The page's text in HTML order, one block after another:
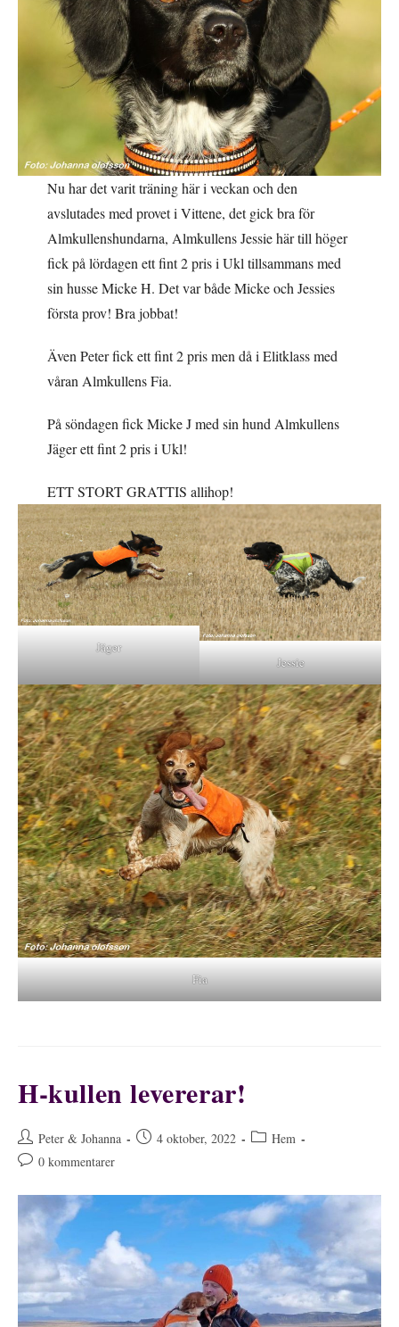
Nu har det varit träning här i veckan och den
avslutades med provet i Vittene, det gick bra för
Almkullenshundarna, Almkullens Jessie här till höger
fick på lördagen ett fint 2 pris i Ukl tillsammans med
sin husse Micke H. Det var både Micke och Jessies
första prov! Bra jobbat!
Även Peter fick ett fint 2 pris men då i Elitklass med
våran Almkullens Fia.
På söndagen fick Micke J med sin hund Almkullens
Jäger ett fint 2 pris i Ukl!
ETT STORT GRATTIS allihop!
Jäger
Jessie
Fia
H-kullen levererar!
Inläggsförfattare:
Peter & Johanna
Inlägget4 oktober, 2022 Inläggskategori:
Hem
Kommentarer
inlägget:
0 kommentarer